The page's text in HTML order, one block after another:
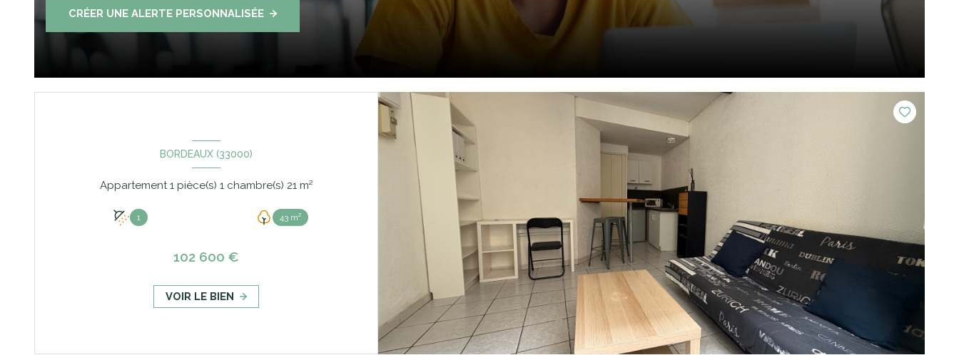
CRÉER UNE ALERTE PERSONNALISÉE
BORDEAUX (33000)
Appartement 1 pièce(s) 1 chambre(s) 21 m²
1 43 m²
102 600 €
VOIR LE BIEN